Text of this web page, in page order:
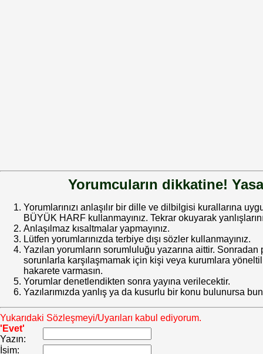
Yorumcuların dikkatine!
Yorumlarınızı anlaşılır bir dille ve dilbilgisi kurallarına
BÜYÜK HARF kullanmayınız. Tekrar okuyarak
Anlaşılmaz kısaltmalar yapmayınız.
Lütfen yorumlarınızda terbiye dışı sözler kullanmayınız.
Yazılan yorumların sorumluluğu yazarına aittir.
sorunlarla karşılaşmamak için kişi veya kurumlara
hakarete varmasın.
Yorumlar denetlendikten sonra yayına verilecektir.
Yazılarımızda yanlış ya da kusurlu bir konu bulunursa
Yukarıdaki Sözleşmeyi/Uyarıları kabul ediyorum.
'Evet'
Yazın:
İsim: